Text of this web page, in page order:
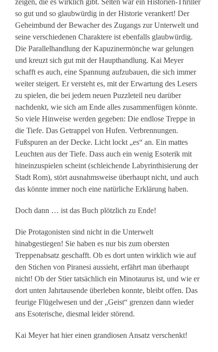
zeigen, die es wirklich gibt. Selten war ein Historien-Thriller
so gut und so glaubwürdig in der Historie verankert! Der
Geheimbund der Bewacher des Zugangs zur Unterwelt und
seine verschiedenen Charaktere ist ebenfalls glaubwürdig.
Die Parallelhandlung der Kapuzinermönche war gelungen
und kreuzt sich gut mit der Haupthandlung. Kai Meyer
schafft es auch, eine Spannung aufzubauen, die sich immer
weiter steigert. Er versteht es, mit der Erwartung des Lesers
zu spielen, die bei jedem neuen Puzzleteil neu darüber
nachdenkt, wie sich am Ende alles zusammenfügen könnte.
So viele Hinweise werden gegeben: Die endlose Treppe in
die Tiefe. Das Getrappel von Hufen. Verbrennungen.
Fußspuren an der Decke. Licht lockt „es“ an. Ein mattes
Leuchten aus der Tiefe. Dass auch ein wenig Esoterik mit
hineinzuspielen scheint (schleichende Labyrinthisierung der
Stadt Rom), stört ausnahmsweise überhaupt nicht, und auch
das könnte immer noch eine natürliche Erklärung haben.
Doch dann … ist das Buch plötzlich zu Ende!
Die Protagonisten sind nicht in die Unterwelt
hinabgestiegen! Sie haben es nur bis zum obersten
Treppenabsatz geschafft. Ob es dort unten wirklich wie auf
den Stichen von Piranesi aussieht, erfährt man überhaupt
nicht! Ob der Stier tatsächlich ein Minotaurus ist, und wie er
dort unten Jahrtausende überleben konnte, bleibt offen. Das
feurige Flügelwesen und der „Geist“ grenzen dann wieder
ans Esoterische, diesmal leider störend.
Kai Meyer hat hier einen grandiosen Ansatz verschenkt!